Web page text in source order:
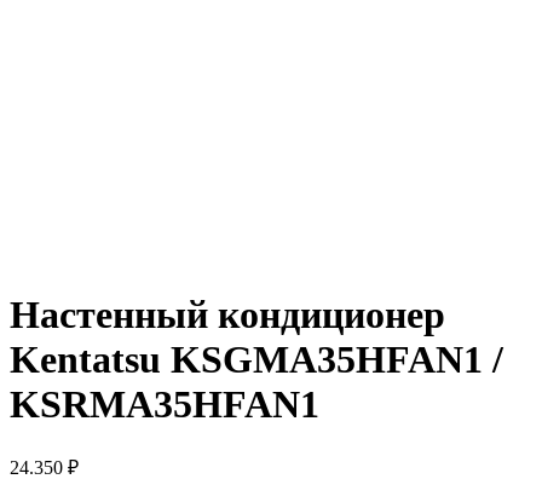
Настенный кондиционер
Kentatsu KSGMA35HFAN1 /
KSRMA35HFAN1
24.350 ₽